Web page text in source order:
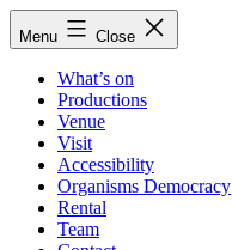
Skip
toMenu Close
What’s on
Productions
Venue
Visit
Accessibility
Organisms Democracy
Rental
Team